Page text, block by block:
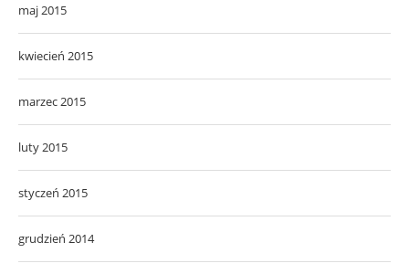
maj 2015
kwiecień 2015
marzec 2015
luty 2015
styczeń 2015
grudzień 2014